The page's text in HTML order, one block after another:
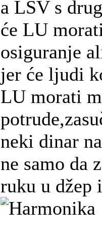
a LSV s
će LU
osiguranje
jer će ljudi
LU morati
neki dinar
ne samo da
ruku u džep